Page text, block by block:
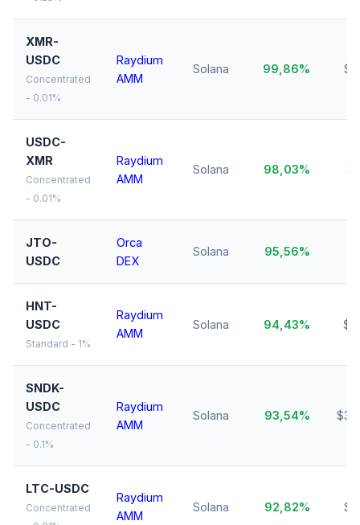
XMR-
USDC
Concentrated
- 0.01%
Raydium
AMM
Solana 99,86%
USDC-
XMR
Concentrated
- 0.01%
Raydium
AMM
Solana 98,03%
JTO-
USDC
Orca
DEX
Solana 95,56%
HNT-
USDC
Standard - 1%
Raydium
AMM
Solana 94,43%
SNDK-
USDC
Concentrated
- 0.1%
Raydium
AMM
Solana 93,54%
LTC-USDC
Concentrated
Raydium
AMM
Solana 92,82%